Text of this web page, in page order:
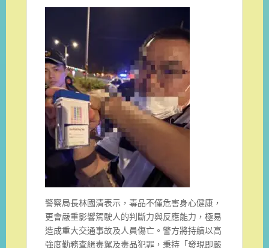
警察局長林國清表示，毒品不僅危害身心健康，
更會嚴重影響駕駛人的判斷力與反應能力，極易
造成重大交通事故及人員傷亡。警方將持續以高
強度勤務查緝毒駕及毒品犯罪，秉持「發現即嚴